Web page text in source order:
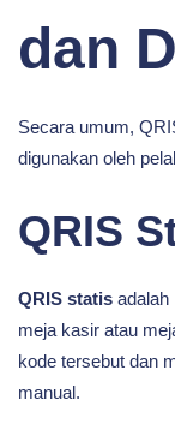
dan
Secara umum,
digunakan oleh
QRIS
QRIS statis adalah
meja kasir atau
kode tersebut dan
manual.